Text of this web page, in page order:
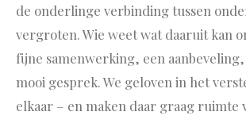
de onderlinge verbinding tussen
vergroten. Wie weet wat daaruit kan
fijne samenwerking, een
mooi gesprek. We geloven in het
elkaar – en maken daar graag ruimte